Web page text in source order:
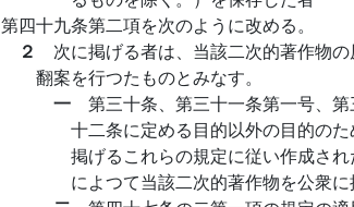
第四十九条第二項を次のように改める。
２ 次に掲げる者は、当該二次的著作物
翻案を行つたものとみなす。
一 第三十条、第三十一条第一号、
十二条に定める目的以外の目的の
掲げるこれらの規定に従い作成さ
によつて当該二次的著作物を公衆